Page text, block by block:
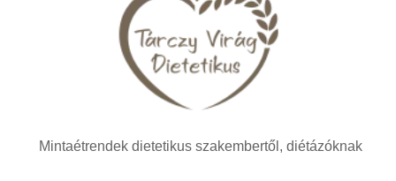
Mintaétrendek dietetikus szakembertől, diétázóknak